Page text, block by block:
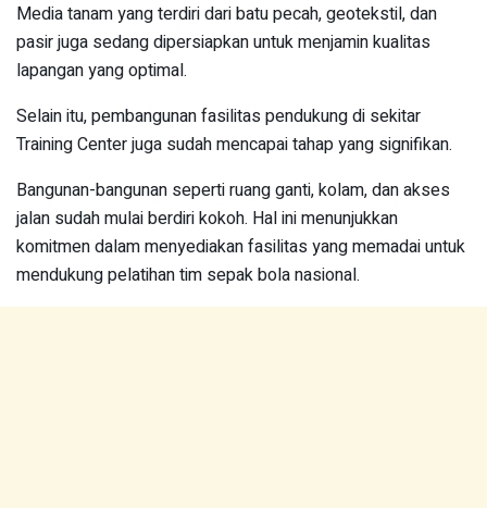
Media tanam yang terdiri dari batu pecah, geotekstil, dan
pasir juga sedang dipersiapkan untuk menjamin kualitas
lapangan yang optimal.
Selain itu, pembangunan fasilitas pendukung di sekitar
Training Center juga sudah mencapai tahap yang signifikan.
Bangunan-bangunan seperti ruang ganti, kolam, dan akses
jalan sudah mulai berdiri kokoh. Hal ini menunjukkan
komitmen dalam menyediakan fasilitas yang memadai untuk
mendukung pelatihan tim sepak bola nasional.